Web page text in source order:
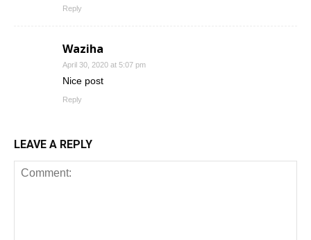
Reply
Waziha
April 30, 2020 at 5:07 pm
Nice post
Reply
LEAVE A REPLY